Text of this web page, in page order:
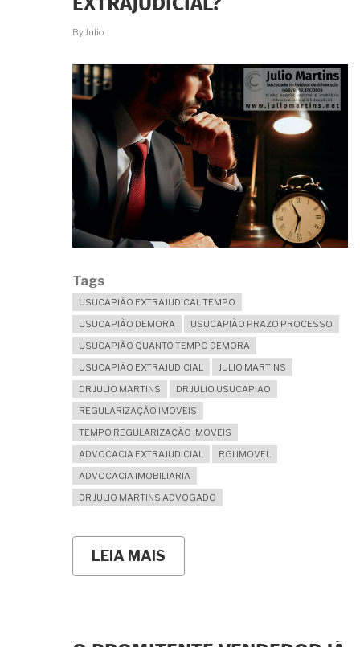
PLANTA
EXTRAJUDICIAL?
ByJulio
Tags
USUCAPIÃO EXTRAJUDICAL TEMPO
USUCAPIÃO DEMORA
USUCAPIÃO PRAZO PROCESSO
USUCAPIÃO QUANTO TEMPO DEMORA
USUCAPIÃO EXTRAJUDICIAL
JULIO MARTINS
DR JULIO MARTINS
DR JULIO USUCAPIAO
REGULARIZAÇÃO IMOVEIS
TEMPO REGULARIZAÇÃO IMOVEIS
ADVOCACIA EXTRAJUDICIAL
RGI IMOVEL
ADVOCACIA IMOBILIARIA
DR JULIO MARTINS ADVOGADO
LEIA MAIS
QUANTO
DE